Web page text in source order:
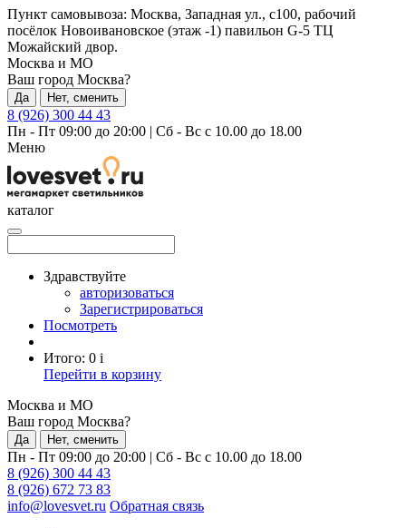
Пункт самовывоза: Москва, Западная ул., с100, рабочий
посёлок Новоивановское (этаж -1) павильон G-5 ТЦ
Можайский двор.
Москва и МО
Ваш город Москва?
Да Нет, сменить
8 (926) 300 44 43
Пн - Пт 09:00 до 20:00 | Сб - Вс с 10.00 до 18.00
Меню
каталог
Здравствуйте
авторизоваться
Зарегистрироваться
Посмотреть
Итого: 0 i
Перейти в корзину
Москва и МО
Ваш город Москва?
Да Нет, сменить
Пн - Пт 09:00 до 20:00 | Сб - Вс с 10.00 до 18.00
8 (926) 300 44 43
8 (926) 672 73 83
info@lovesvet.ru Обратная связь